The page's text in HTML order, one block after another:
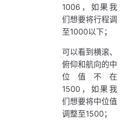
1006，如果我
们想要将行程调
至1000以下；
可以看到横滚、
俯仰和航向的中
位值不在
1500，如果我
们想要将中位值
调整至1500；